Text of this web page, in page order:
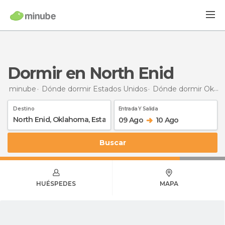
Dormir en North Enid
minube Dónde dormir Estados Unidos Dónde dormir Oklahoma
Destino Entrada Y Salida
09 Ago 10 Ago
Buscar
HUÉSPEDES MAPA